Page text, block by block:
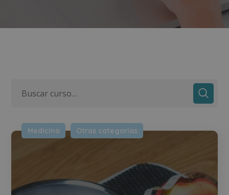
Medicina Otras categorías